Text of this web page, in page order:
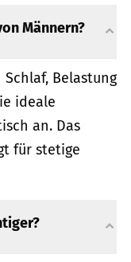
Männern?
Belastung
ideale
an. Das
für stetige